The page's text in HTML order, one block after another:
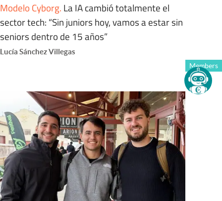
Modelo Cyborg. La IA cambió totalmente el
sector tech: “Sin juniors hoy, vamos a estar sin
seniors dentro de 15 años”
Lucía Sánchez Villegas
Members